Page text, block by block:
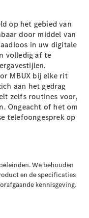
op het gebied van
door middel van
in uw digitale
volledig af te
MBUX bij elke rit
aan het gedrag
zelfs routines voor,
Ongeacht of het om
telefoongesprek op